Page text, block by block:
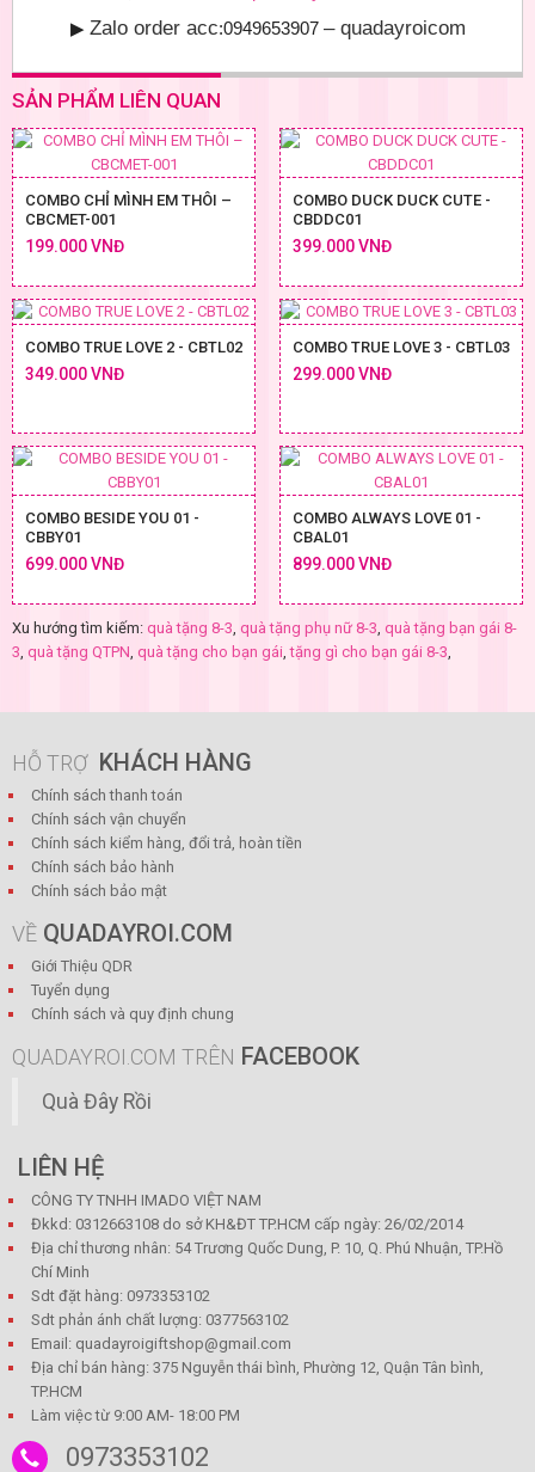
▶ Zalo order acc:0949653907 – quadayroicom
SẢN PHẨM LIÊN QUAN
COMBO CHỈ MÌNH EM THÔI –
CBCMET-001
199.000 VNĐ
COMBO DUCK DUCK CUTE -
CBDDC01
399.000 VNĐ
COMBO TRUE LOVE 2 - CBTL02
349.000 VNĐ
COMBO TRUE LOVE 3 - CBTL03
299.000 VNĐ
COMBO BESIDE YOU 01 -
CBBY01
699.000 VNĐ
COMBO ALWAYS LOVE 01 -
CBAL01
899.000 VNĐ
Xu hướng tìm kiếm: quà tặng 8-3 quà tặng phụ nữ 8-3 quà tặng bạn gái 8-
3 quà tặng QTPN quà tặng cho bạn gái ,tặng gì cho bạn gái 8-3
HỖ TRỢ KHÁCH HÀNG
Chính sách thanh toán
Chính sách vận chuyển
Chính sách kiểm hàng, đổi trả, hoàn tiền
Chính sách bảo hành
Chính sách bảo mật
VỀ QUADAYROI.COM
Giới Thiệu QDR
Tuyển dụng
Chính sách và quy định chung
QUADAYROI.COM TRÊN FACEBOOK
Quà Đây Rồi
LIÊN HỆ
CÔNG TY TNHH IMADO VIỆT NAM
Đkkd: 0312663108 do sở KH&ĐT TP.HCM cấp ngày: 26/02/2014
Địa chỉ thương nhân: 54 Trương Quốc Dung, P. 10, Q. Phú Nhuận, TP.Hồ
Chí Minh
Sdt đặt hàng: 0973353102
Sdt phản ánh chất lượng: 0377563102
Email: quadayroigiftshop@gmail.com
Địa chỉ bán hàng: 375 Nguyễn thái bình, Phường 12, Quận Tân bình,
TP.HCM
Làm việc từ 9:00 AM- 18:00 PM
0973353102